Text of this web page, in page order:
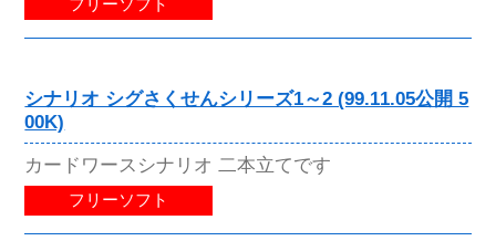
フリーソフト
シナリオ シグさくせんシリーズ1～2 (99.11.05公開 5
00K)
カードワースシナリオ 二本立てです
フリーソフト